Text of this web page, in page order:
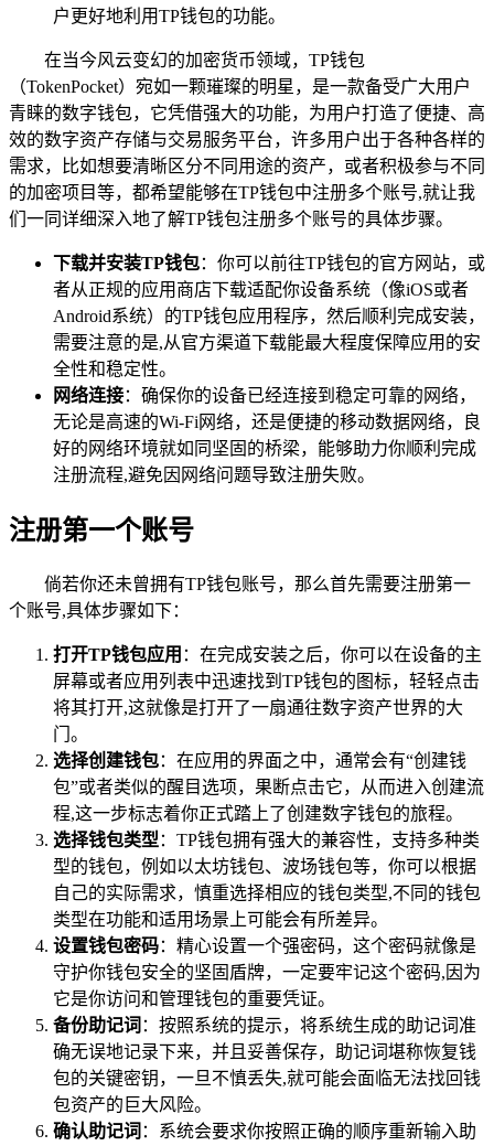
户更好地利用TP钱包的功能。
在当今风云变幻的加密货币领域，TP钱包
（TokenPocket）宛如一颗璀璨的明星，是一款备受广大用户
青睐的数字钱包，它凭借强大的功能，为用户打造了便捷、高
效的数字资产存储与交易服务平台，许多用户出于各种各样的
需求，比如想要清晰区分不同用途的资产，或者积极参与不同
的加密项目等，都希望能够在TP钱包中注册多个账号,就让我
们一同详细深入地了解TP钱包注册多个账号的具体步骤。
下载并安装TP钱包：你可以前往TP钱包的官方网站，或
者从正规的应用商店下载适配你设备系统（像iOS或者
Android系统）的TP钱包应用程序，然后顺利完成安装，
需要注意的是,从官方渠道下载能最大程度保障应用的安
全性和稳定性。
网络连接：确保你的设备已经连接到稳定可靠的网络，
无论是高速的Wi-Fi网络，还是便捷的移动数据网络，良
好的网络环境就如同坚固的桥梁，能够助力你顺利完成
注册流程,避免因网络问题导致注册失败。
注册第一个账号
倘若你还未曾拥有TP钱包账号，那么首先需要注册第一
个账号,具体步骤如下：
打开TP钱包应用 ：在完成安装之后，你可以在设备的主
屏幕或者应用列表中迅速找到TP钱包的图标，轻轻点击
将其打开,这就像是打开了一扇通往数字资产世界的大
门。
选择创建钱包：在应用的界面之中，通常会有“创建钱
包”或者类似的醒目选项，果断点击它，从而进入创建流
程,这一步标志着你正式踏上了创建数字钱包的旅程。
选择钱包类型 ：TP钱包拥有强大的兼容性，支持多种类
型的钱包，例如以太坊钱包、波场钱包等，你可以根据
自己的实际需求，慎重选择相应的钱包类型,不同的钱包
类型在功能和适用场景上可能会有所差异。
设置钱包密码：精心设置一个强密码，这个密码就像是
守护你钱包安全的坚固盾牌，一定要牢记这个密码,因为
它是你访问和管理钱包的重要凭证。
备份助记词 ：按照系统的提示，将系统生成的助记词准
确无误地记录下来，并且妥善保存，助记词堪称恢复钱
包的关键密钥，一旦不慎丢失,就可能会面临无法找回钱
包资产的巨大风险。
确认助记词 ：系统会要求你按照正确的顺序重新输入助